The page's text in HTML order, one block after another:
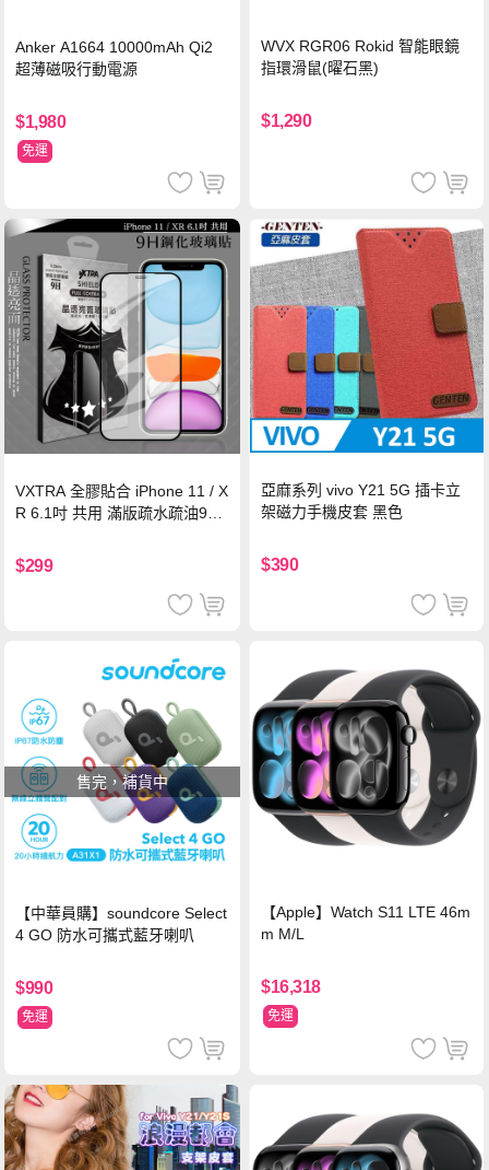
Anker A1664 10000mAh Qi2
超薄磁吸行動電源
$1,980
免運
WVX RGR06 Rokid 智能眼鏡
指環滑鼠(曜石黑)
$1,290
VXTRA 全膠貼合 iPhone 11 / X
R 6.1吋 共用 滿版疏水疏油9H
$299
亞麻系列 vivo Y21 5G 插卡立
架磁力手機皮套 黑色
$390
售完，補貨中
【中華員購】soundcore Select
4 GO 防水可攜式藍牙喇叭
$990
免運
【Apple】Watch S11 LTE 46m
m M/L
$16,318
免運